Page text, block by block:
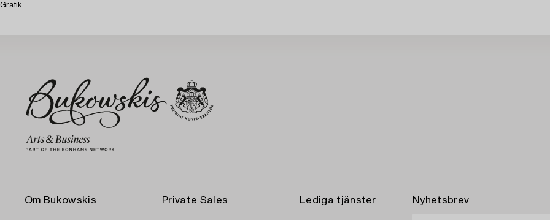
Grafik
Om Bukowskis Private Sales Lediga tjänster Nyhetsbrev